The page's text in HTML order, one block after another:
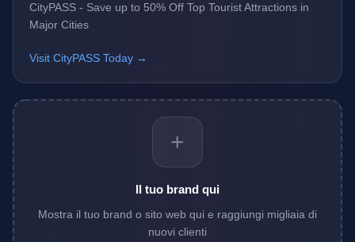
CityPASS - Save up to 50% Off Top Tourist Attractions in
Major Cities
Visit CityPASS Today →
+
Il tuo brand qui
Mostra il tuo brand o sito web qui e raggiungi migliaia di
nuovi clienti